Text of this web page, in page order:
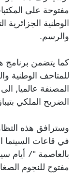
مفتوحة على
الوطنية الجزائرية
والرسم.
كما يتضمن برنامج
للمتاحف الوطنية
المصنفة عالميا,
الضريح الملكي
وسترافق هذه
في قاعات السينما
مفتوح للنجوم